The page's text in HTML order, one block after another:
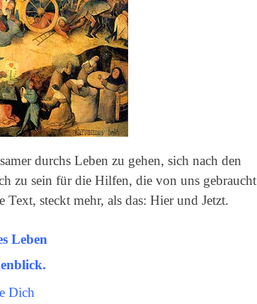
durchs Leben zu gehen, sich nach den
zu sein für die Hilfen, die von uns gebraucht
steckt mehr, als das: Hier und Jetzt.
Leben
Dich